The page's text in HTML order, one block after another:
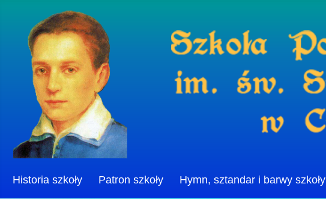
Historia szkoły Patron szkoły Hymn, sztandar i barwy szkoły